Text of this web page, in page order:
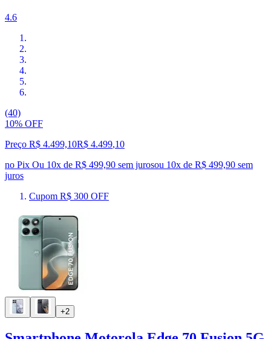
4.6
(40)
10% OFF
Preço R$ 4.499,10R$ 4.499,10
no Pix Ou 10x de R$ 499,90 sem jurosou 10x de R$ 499,90 sem
juros
Cupom R$ 300 OFF
+2